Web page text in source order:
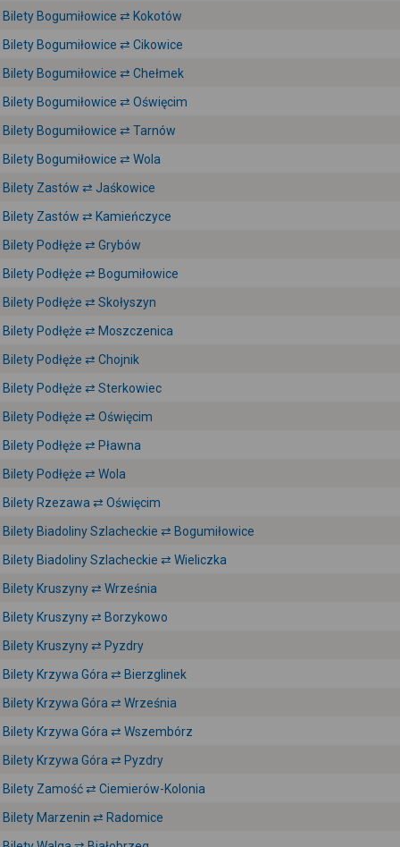
Bilety Bogumiłowice ⇄ Kokotów
Bilety Bogumiłowice ⇄ Cikowice
Bilety Bogumiłowice ⇄ Chełmek
Bilety Bogumiłowice ⇄ Oświęcim
Bilety Bogumiłowice ⇄ Tarnów
Bilety Bogumiłowice ⇄ Wola
Bilety Zastów ⇄ Jaśkowice
Bilety Zastów ⇄ Kamieńczyce
Bilety Podłęże ⇄ Grybów
Bilety Podłęże ⇄ Bogumiłowice
Bilety Podłęże ⇄ Skołyszyn
Bilety Podłęże ⇄ Moszczenica
Bilety Podłęże ⇄ Chojnik
Bilety Podłęże ⇄ Sterkowiec
Bilety Podłęże ⇄ Oświęcim
Bilety Podłęże ⇄ Pławna
Bilety Podłęże ⇄ Wola
Bilety Rzezawa ⇄ Oświęcim
Bilety Biadoliny Szlacheckie ⇄ Bogumiłowice
Bilety Biadoliny Szlacheckie ⇄ Wieliczka
Bilety Kruszyny ⇄ Września
Bilety Kruszyny ⇄ Borzykowo
Bilety Kruszyny ⇄ Pyzdry
Bilety Krzywa Góra ⇄ Bierzglinek
Bilety Krzywa Góra ⇄ Września
Bilety Krzywa Góra ⇄ Wszembórz
Bilety Krzywa Góra ⇄ Pyzdry
Bilety Zamość ⇄ Ciemierów-Kolonia
Bilety Marzenin ⇄ Radomice